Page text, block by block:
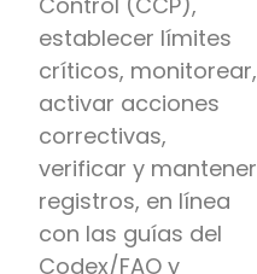
establecer límites
críticos, monitorear,
activar acciones
correctivas,
verificar y mantener
registros, en línea
con las guías del
Codex/FAO y